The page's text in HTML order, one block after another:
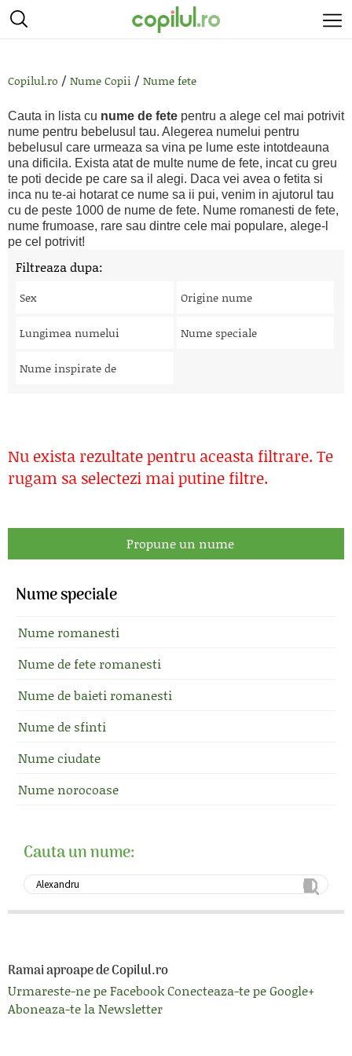
Copilul.ro / Nume Copii / Nume fete
Cauta in lista cu nume de fete pentru a alege cel mai potrivit
nume pentru bebelusul tau. Alegerea numelui pentru
bebelusul care urmeaza sa vina pe lume este intotdeauna
una dificila. Exista atat de multe nume de fete, incat cu greu
te poti decide pe care sa il alegi. Daca vei avea o fetita si
inca nu te-ai hotarat ce nume sa ii pui, venim in ajutorul tau
cu de peste 1000 de nume de fete. Nume romanesti de fete,
nume frumoase, rare sau dintre cele mai populare, alege-l
pe cel potrivit!
Filtreaza dupa:
Sex Origine nume
Lungimea numelui Nume speciale
Nume inspirate de
Nu exista rezultate pentru aceasta filtrare. Te
rugam sa selectezi mai putine filtre.
Propune un nume
Nume speciale
Nume romanesti
Nume de fete romanesti
Nume de baieti romanesti
Nume de sfinti
Nume ciudate
Nume norocoase
Cauta un nume:
Ramai aproape de Copilul.ro
Urmareste-ne pe FacebookConecteaza-te pe Google+
Aboneaza-te la Newsletter